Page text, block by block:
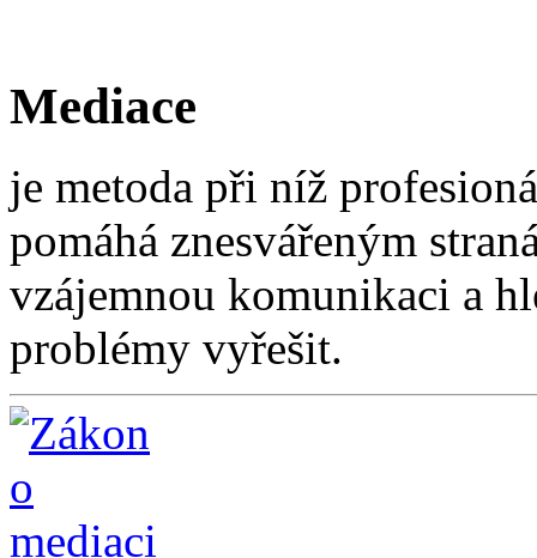
Mediace
je metoda při níž
pomáhá znesvářeným
vzájemnou komunikaci a
problémy vyřešit.